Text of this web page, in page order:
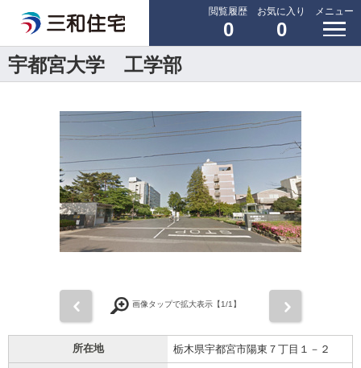
閲覧履歴
0
お気に入り
0
メニュー
宇都宮大学 工学部
画像タップで拡大表示【1/1】
所在地 栃木県宇都宮市陽東７丁目１－２